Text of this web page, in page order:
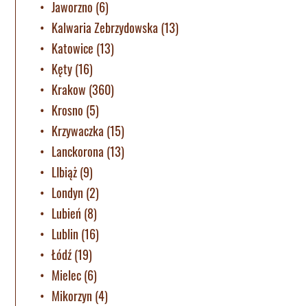
Jaworzno (6)
Kalwaria Zebrzydowska (13)
Katowice (13)
Kęty(16)
Krakow (360)
Krosno (5)
Krzywaczka (15)
Lanckorona (13)
LIbiąż(9)
Londyn (2)
Lubień (8)
Lublin (16)
Łódź(19)
Mielec(6)
Mikorzyn (4)